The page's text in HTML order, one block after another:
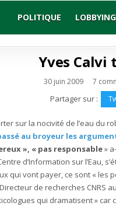
POLITIQUE LOBBYING
Yves Calvi
30 juin 2009 7
Partager sur :
sur la nocivité de l’eau du
au broyeur les
», « pas responsable»
d’Information sur l’Eau,
qui vont payer, ce sont « les
de recherches CNRS
qui dramatisent » car